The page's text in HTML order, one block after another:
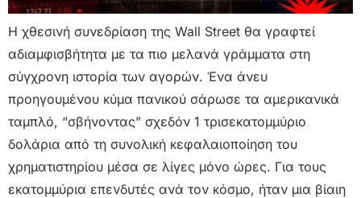
Η χθεσινή συνεδρίαση της Wall Street θα γραφτεί
αδιαμφισβήτητα με τα πιο μελανά γράμματα στη
σύγχρονη ιστορία των αγορών. Ένα άνευ
προηγουμένου κύμα πανικού σάρωσε τα αμερικανικά
ταμπλό, “σβήνοντας” σχεδόν 1 τρισεκατομμύριο
δολάρια από τη συνολική κεφαλαιοποίηση του
χρηματιστηρίου μέσα σε λίγες μόνο ώρες. Για τους
εκατομμύρια επενδυτές ανά τον κόσμο, ήταν μια βίαιη